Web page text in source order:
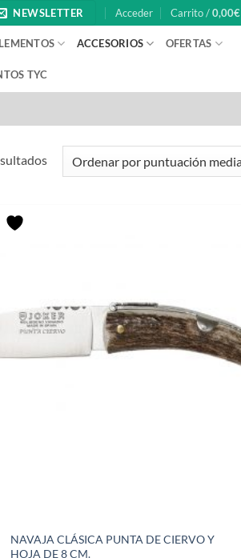
NEWSLETTER Acceder Carrito /0,00€
ACCESORIOS OFERTAS
TYC
Ordenado
por
NAVAJA CLÁSICA PUNTA DE CIERVO Y
HOJA DE 8 CM.